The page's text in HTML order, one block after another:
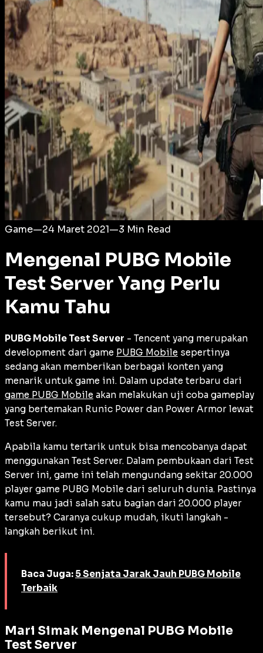
Login
Game—24 Maret 2021—3 Min Read
Mengenal PUBG Mobile
Test Server Yang Perlu
Kamu Tahu
PUBG Mobile Test Server - Tencent yang merupakan
development dari game PUBG Mobile sepertinya
sedang akan memberikan berbagai konten yang
menarik untuk game ini. Dalam update terbaru dari
game PUBG Mobile akan melakukan uji coba gameplay
yang bertemakan Runic Power dan Power Armor lewat
Test Server.
Apabila kamu tertarik untuk bisa mencobanya dapat
menggunakan Test Server. Dalam pembukaan dari Test
Server ini, game ini telah mengundang sekitar 20.000
player game PUBG Mobile dari seluruh dunia. Pastinya
kamu mau jadi salah satu bagian dari 20.000 player
tersebut? Caranya cukup mudah, ikuti langkah -
langkah berikut ini.
Baca Juga: 5 Senjata Jarak Jauh PUBG Mobile
Terbaik
Mari Simak Mengenal PUBG Mobile
Test Server